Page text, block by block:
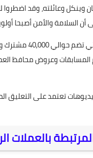
وعائلته، وقد
السلامة والأمن أصبحا
بسبب ذلك، قرر
وعروض محافظ
تعتمد على
بالعملات